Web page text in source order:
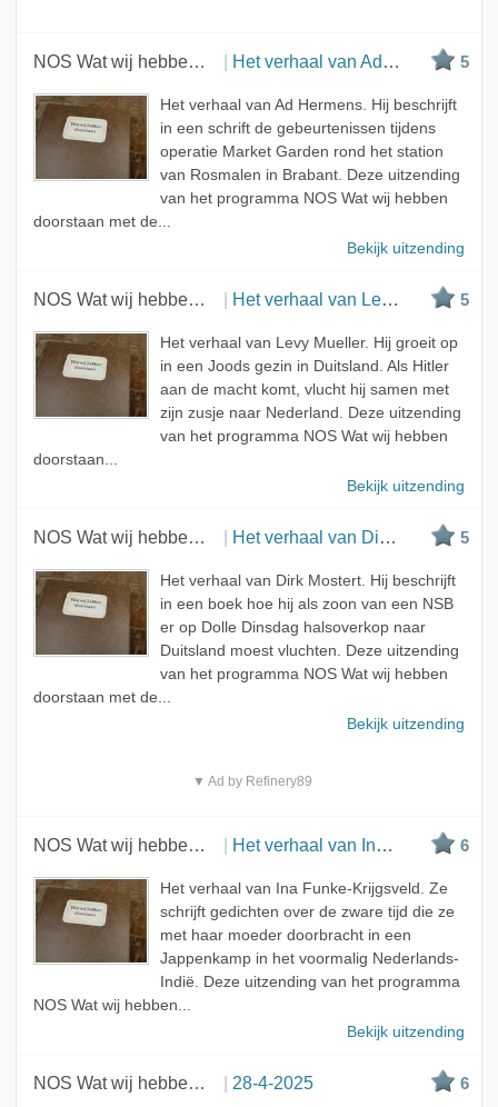
NOS Wat wij hebben doorstaan Het verhaal van Ad Hermens 5
Het verhaal van Ad Hermens. Hij beschrijft
in een schrift de gebeurtenissen tijdens
operatie Market Garden rond het station
van Rosmalen in Brabant. Deze uitzending
van het programma NOS Wat wij hebben
doorstaan met de...
Bekijk uitzending
NOS Wat wij hebben doorstaan Het verhaal van Levy Mueller 5
Het verhaal van Levy Mueller. Hij groeit op
in een Joods gezin in Duitsland. Als Hitler
aan de macht komt, vlucht hij samen met
zijn zusje naar Nederland. Deze uitzending
van het programma NOS Wat wij hebben
doorstaan...
Bekijk uitzending
NOS Wat wij hebben doorstaan Het verhaal van Dirk Mostert 5
Het verhaal van Dirk Mostert. Hij beschrijft
in een boek hoe hij als zoon van een NSB
er op Dolle Dinsdag halsoverkop naar
Duitsland moest vluchten. Deze uitzending
van het programma NOS Wat wij hebben
doorstaan met de...
Bekijk uitzending
▼ Ad by Refinery89
NOS Wat wij hebben doorstaan Het verhaal van Ina Funke-Krijgsveld 6
Het verhaal van Ina Funke-Krijgsveld. Ze
schrijft gedichten over de zware tijd die ze
met haar moeder doorbracht in een
Jappenkamp in het voormalig Nederlands-
Indië. Deze uitzending van het programma
NOS Wat wij hebben...
Bekijk uitzending
NOS Wat wij hebben doorstaan 28-4-2025 6